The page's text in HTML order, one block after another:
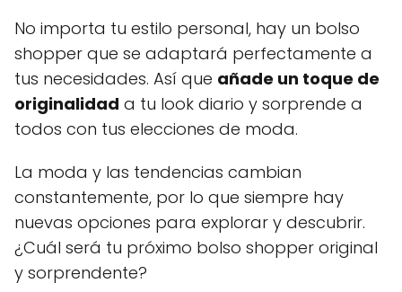
No importa tu estilo personal, hay un bolso
shopper que se adaptará perfectamente a
tus necesidades. Así que añade un toque de
originalidad a tu look diario y sorprende a
todos con tus elecciones de moda.
La moda y las tendencias cambian
constantemente, por lo que siempre hay
nuevas opciones para explorar y descubrir.
¿Cuál será tu próximo bolso shopper original
y sorprendente?